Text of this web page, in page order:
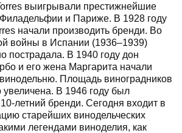
выигрывали престижнейшие
и Париже. В 1928 году
начали производить бренди. Во
войны в Испании (1936–1939)
пострадала. В 1940 году дон
и его жена Маргарита начали
Площадь виноградников
увеличена. В 1946 году был
летний бренди. Сегодня входит в
старейших винодельческих
легендами виноделия, как